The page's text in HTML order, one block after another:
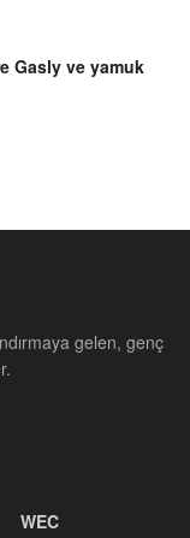
Gasly ve yamuk
gelen, genç
WEC